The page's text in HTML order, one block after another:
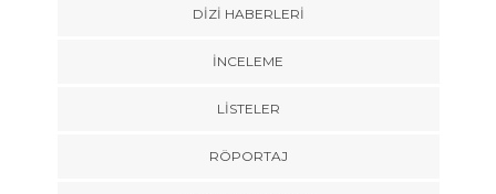
DIZI HABERLERI
İNCELEME
LISTELER
RÖPORTAJ